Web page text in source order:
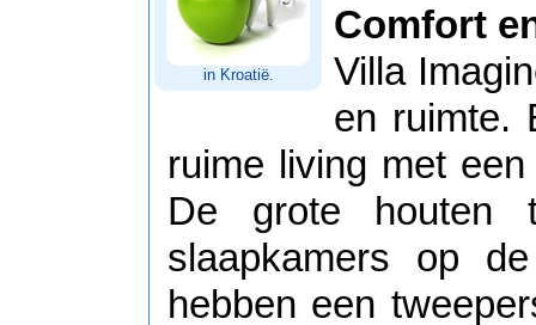
in Kroatië.
Comfort
Villa
en ruimte.
ruime living met
De grote houten
slaapkamers op
hebben een